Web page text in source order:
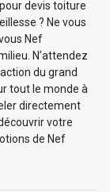
devis toiture
? Ne vous
Nef
N’attendez
du grand
tout le monde à
directement
votre
de Nef